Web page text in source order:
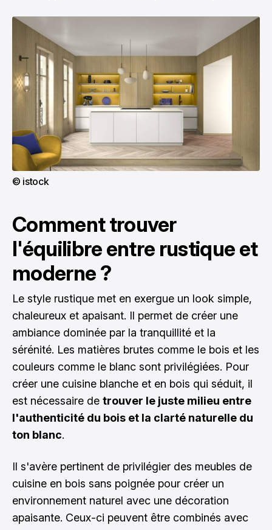
© istock
Comment trouver
l'équilibre entre rustique et
moderne ?
Le style rustique met en exergue un look simple,
chaleureux et apaisant. Il permet de créer une
ambiance dominée par la tranquillité et la
sérénité. Les matières brutes comme le bois et les
couleurs comme le blanc sont privilégiées. Pour
créer une cuisine blanche et en bois qui séduit, il
est nécessaire de trouver le juste milieu entre
l'authenticité du bois et la clarté naturelle du
ton blanc.
Il s'avère pertinent de privilégier des meubles de
cuisine en bois sans poignée pour créer un
environnement naturel avec une décoration
apaisante. Ceux-ci peuvent être combinés avec